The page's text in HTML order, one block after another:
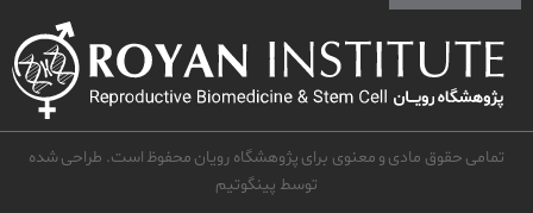
تمامی حقوق مادی و معنوی برای پژوهشگاه رویان محفوظ است. طراحی شده
توسط پینگوتیم